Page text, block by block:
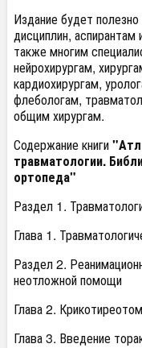
Издание будет
дисциплин,
также многим
нейрохирургам,
кардиохирургам,
флебологам,
общим хирургам.
Содержание книги
травматологии.
ортопеда"
Раздел 1.
Глава 1.
Раздел 2.
неотложной помощи
Глава 2.
Глава 3. Введение